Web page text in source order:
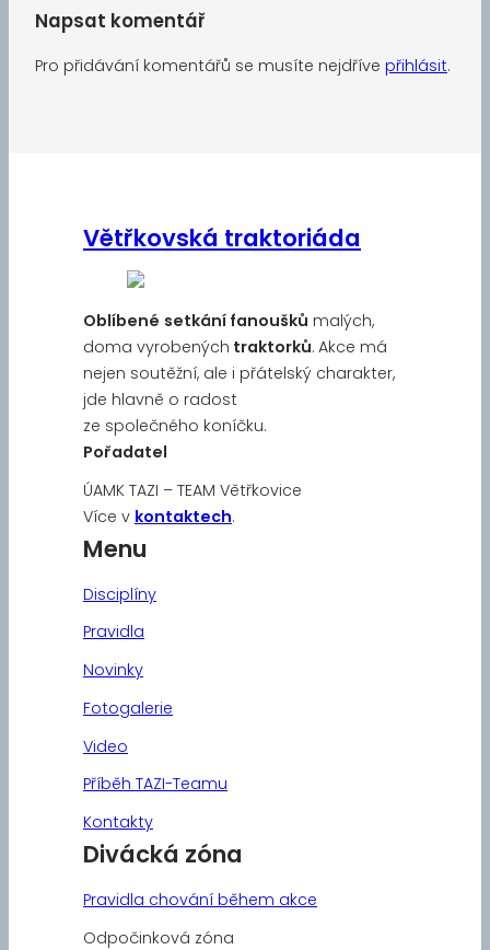
Napsat komentář
Pro přidávání komentářů se musíte nejdříve přihlásit.
Větřkovská traktoriáda
Oblíbené setkání fanoušků malých,
doma vyrobených traktorků. Akce má
nejen soutěžní, ale i přátelský charakter,
jde hlavně o radost
ze společného koníčku.
Pořadatel
ÚAMK TAZI – TEAM Větřkovice
Více v kontaktech.
Menu
Disciplíny
Pravidla
Novinky
Fotogalerie
Video
Příběh TAZI-Teamu
Kontakty
Divácká zóna
Pravidla chování během akce
Odpočinková zóna